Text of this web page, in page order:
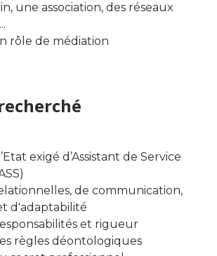
une association, des réseaux
rôle de médiation
exigé d’Assistant de Service
de communication,
d'adaptabilité
et rigueur
règles déontologiques